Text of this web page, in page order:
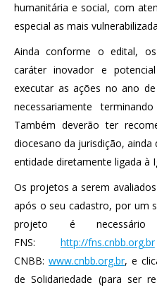
humanitária e social, com
especial as mais
Ainda conforme o edital,
caráter inovador e
executar as ações no ano
necessariamente
Também deverão ter
diocesano da jurisdição, ainda
entidade diretamente ligada à
Os projetos a serem
após o seu cadastro, por um
projeto é
FNS: http://fns.cnbb.org.br
CNBB: www.cnbb.org.br, e
de Solidariedade (para ser